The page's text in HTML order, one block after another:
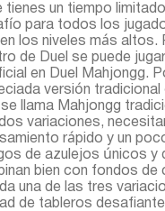
tienes un tiempo
para todos los
los niveles más altos.
de Duel se puede
en Duel Mahjongg.
versión tradicional
llama Mahjongg
variaciones,
rápido y un
de azulejos únicos y
bien con fondos de
una de las tres
de tableros